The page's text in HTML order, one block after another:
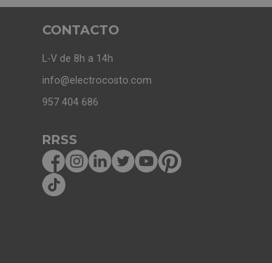
CONTACTO
L-V de 8h a 14h
info@electrocosto.com
957 404 686
RRSS